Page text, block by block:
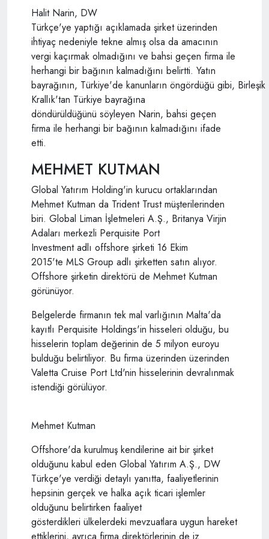
Halit Narin, DW
Türkçe'ye yaptığı açıklamada şirket üzerinden
ihtiyaç nedeniyle tekne almış olsa da amacının
vergi kaçırmak olmadığını ve bahsi geçen firma ile
herhangi bir bağının kalmadığını belirtti. Yatın
bayrağının, Türkiye'de kanunların öngördüğü gibi, Birleşik
Krallık'tan Türkiye bayrağına
döndürüldüğünü söyleyen Narin, bahsi geçen
firma ile herhangi bir bağının kalmadığını ifade
etti.
MEHMET KUTMAN
Global Yatırım Holding'in kurucu ortaklarından
Mehmet Kutman da Trident Trust müşterilerinden
biri. Global Liman İşletmeleri A.Ş., Britanya Virjin
Adaları merkezli Perquisite Port
Investment adlı offshore şirketi 16 Ekim
2015'te MLS Group adlı şirketten satın alıyor.
Offshore şirketin direktörü de Mehmet Kutman
görünüyor.
Belgelerde firmanın tek mal varlığının Malta'da
kayıtlı Perquisite Holdings'in hisseleri olduğu, bu
hisselerin toplam değerinin de 5 milyon euroyu
bulduğu belirtiliyor. Bu firma üzerinden üzerinden
Valetta Cruise Port Ltd'nin hisselerinin devralınmak
istendiği görülüyor.
Mehmet Kutman
Offshore'da kurulmuş kendilerine ait bir şirket
olduğunu kabul eden Global Yatırım A.Ş., DW
Türkçe'ye verdiği detaylı yanıtta, faaliyetlerinin
hepsinin gerçek ve halka açık ticari işlemler
olduğunu belirtirken faaliyet
gösterdikleri ülkelerdeki mevzuatlara uygun hareket